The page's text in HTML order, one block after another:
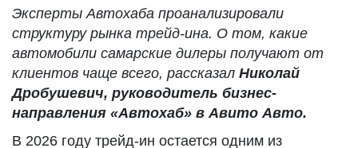
Эксперты Автохаба проанализировали
структуру рынка трейд-ина. О том, какие
автомобили самарские дилеры получают от
клиентов чаще всего, рассказал Николай
Дробушевич, руководитель бизнес-
направления «Автохаб» в Авито Авто.
В 2026 году трейд-ин остается одним из